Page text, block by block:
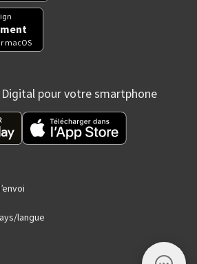
macOS
Digital pour votre smartphone
langue